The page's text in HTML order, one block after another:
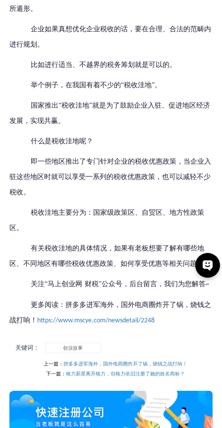
所遁形。
企业如果真想优化企业税收的话，要在合理、合法的范畴内
进行规划。
比如进行适当、不越界的税务筹划就是可以的。
举个例子，在我国有着不少的“税收洼地”。
国家推出“税收洼地”就是为了鼓励企业入驻、促进地区经济
发展，实现共赢。
什么是税收洼地呢？
即一些地区推出了专门针对企业的税收优惠政策，当企业入
驻这些地区时就可以享受一系列的税收优惠政策，也可以减轻不少
税收。
税收洼地主要分为：国家级政策区、自贸区、地方性政策
区。
有关税收洼地的具体情况，如果有老板想要了解有哪些地
区、不同地区有哪些税收优惠政策、如何享受优惠等相关问题。
关注“马上创业网 财税”公众号 ，后台留言，我们为您解答~
更多阅读：拼多多进军海外，国外电商圈炸开了锅，烧钱之
战打响！ https://www.mscye.com/newsdetail/2248
关键词： 创业故事
上一篇： 拼多多进军海外，国外电商圈炸开了锅，烧钱之战打响！
下一篇： 格力新星离开格力，但格力依旧注册了她的姓名商标？